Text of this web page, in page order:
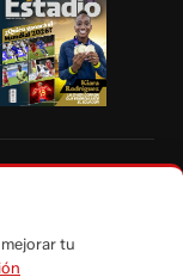
Vistazo.com.
tu